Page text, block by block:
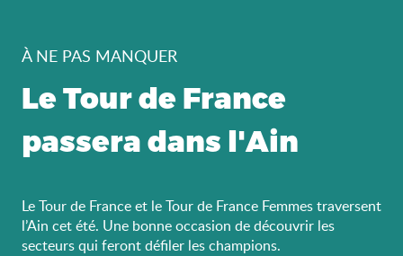
À NE PAS MANQUER
Le Tour de France
passera dans l'Ain
Le Tour de France et le Tour de France Femmes traversent
l’Ain cet été. Une bonne occasion de découvrir les
secteurs qui feront défiler les champions.